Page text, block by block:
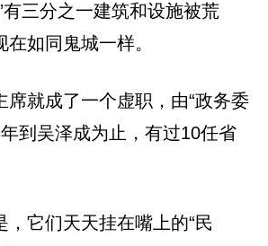
有三分之一建筑和设施被荒
如同鬼城一样。
席就成了一个虚职，由“政务委
到吴泽成为止，有过10任省
，它们天天挂在嘴上的“民